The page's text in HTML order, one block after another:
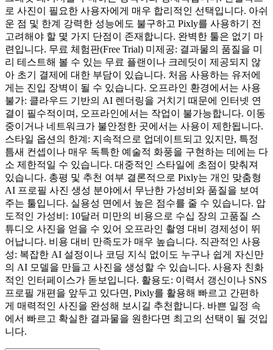
로 사진이 필요한 사용자에게 매우 합리적인 선택입니다. 아쉬
운 점 및 한계 강력한 성능에도 불구하고 Pixly를 사용하기 전
고려해야 할 몇 가지 단점이 존재합니다. 완벽한 툴은 없기 마
련입니다. 무료 체험판(Free Trial) 미제공: 결과물의 품질을 미
리 테스트해 볼 수 있는 무료 플랜이나 크레딧이 제공되지 않
아 초기 결제에 대한 부담이 있습니다. 처음 사용하는 유저에
게는 진입 장벽이 될 수 있습니다. 오프라인 환경에서는 사용
불가: 클라우드 기반의 AI 렌더링을 거치기 때문에 인터넷 연
결이 필수적이며, 오프라인에서는 작업이 불가능합니다. 이동
중이거나 네트워크가 불안정한 곳에서는 사용이 제한됩니다.
스타일 옵션의 한계: 지속적으로 업데이트되고 있지만, 특정
틈새 컨셉이나 매우 독특한 예술적 화풍을 구현하는 데에는 다
소 제한적일 수 있습니다. 대중적인 스타일에 초점이 맞춰져
있습니다. 총평 및 추천 여부 결론적으로 Pixly는 개인 맞춤형
AI 프로필 사진 생성 분야에서 무난한 가성비와 품질을 보여
주는 툴입니다. 실용성 면에서 높은 점수를 줄 수 있습니다. 압
도적인 가성비: 10달러 미만의 비용으로 수십 장의 고품질 스
튜디오 사진을 얻을 수 있어 오프라인 촬영 대비 경제성이 뛰
어납니다. 비용 대비 만족도가 매우 높습니다. 직관적인 사용
성: 복잡한 AI 설정이나 코딩 지식 없이도 누구나 쉽게 자신만
의 AI 모델을 만들고 사진을 생성할 수 있습니다. 사용자 친화
적인 인터페이스가 돋보입니다. 활용도: 이력서 갱신이나 SNS
프로필 개편을 앞두고 있다면, Pixly를 활용해 빠르고 간편하
게 매력적인 사진을 완성해 보시길 추천합니다. 바쁜 일정 속
에서 빠르고 확실한 결과물을 원한다면 최고의 선택이 될 것입
니다.